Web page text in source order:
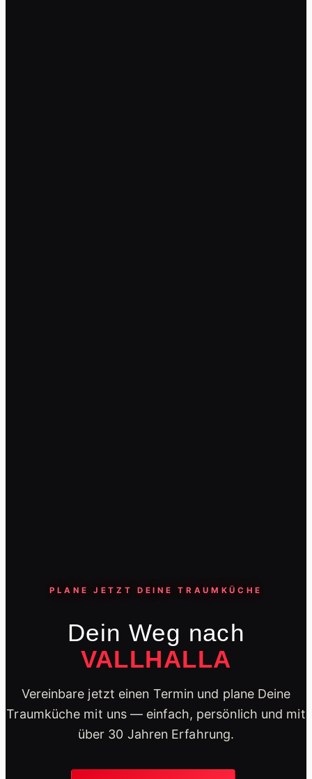
PLANE JETZT DEINE TRAUMKÜCHE
Dein Weg nach
VALLHALLA
Vereinbare jetzt einen Termin und plane Deine
Traumküche mit uns — einfach, persönlich und mit
über 30 Jahren Erfahrung.